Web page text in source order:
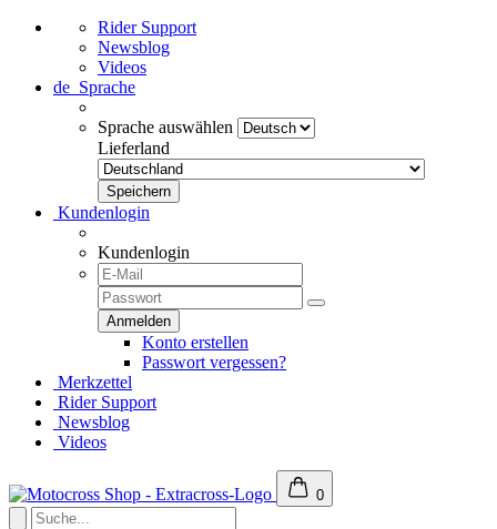
Rider Support
Newsblog
Videos
de Sprache
Sprache auswählen
Lieferland
Kundenlogin
Kundenlogin
Konto erstellen
Passwort vergessen?
Merkzettel
Rider Support
Newsblog
Videos
0